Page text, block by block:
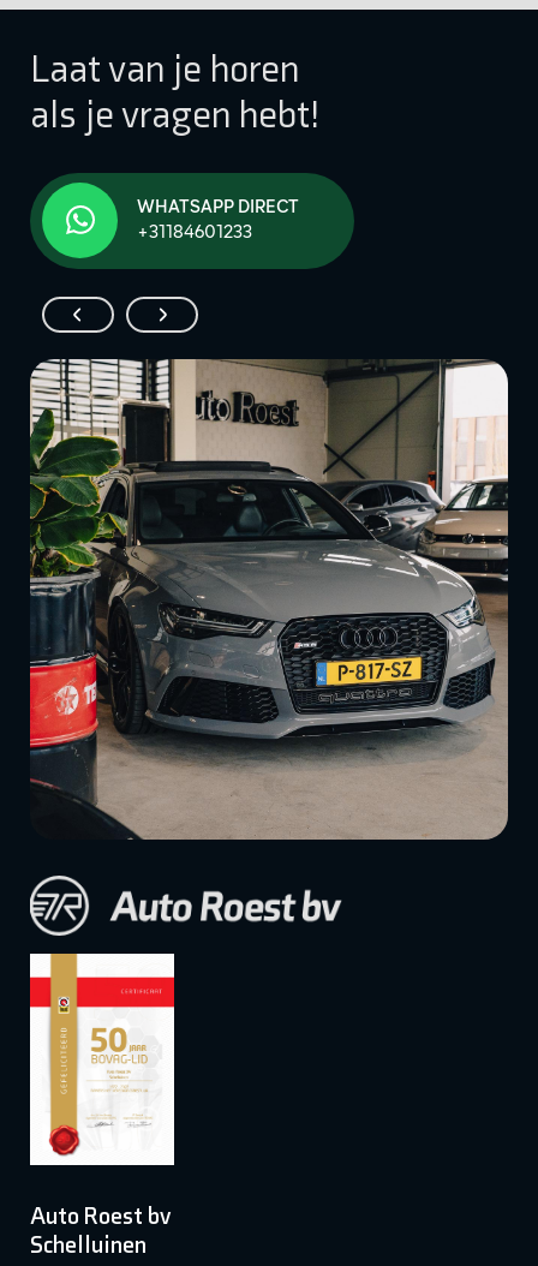
Laat van je horen
als je vragen hebt!
WHATSAPP DIRECT
+31184601233
Auto Roest bv
Schelluinen